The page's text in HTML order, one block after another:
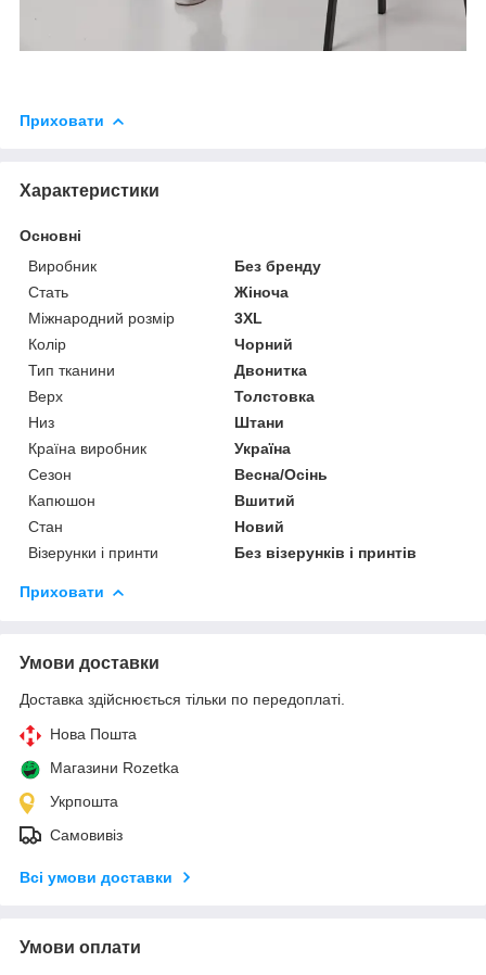
Приховати
Характеристики
Основні
Виробник
Без бренду
Стать
Жіноча
Міжнародний розмір
3XL
Колір
Чорний
Тип тканини
Двонитка
Верх
Толстовка
Низ
Штани
Країна виробник
Україна
Сезон
Весна/Осінь
Капюшон
Вшитий
Стан
Новий
Візерунки і принти
Без візерунків і принтів
Приховати
Умови доставки
Доставка здійснюється тільки по передоплаті.
Нова Пошта
Магазини Rozetka
Укрпошта
Самовивіз
Всі умови доставки
Умови оплати